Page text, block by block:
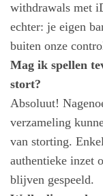
withdrawals met
echter: je eigen
buiten onze
Mag ik spellen
stort?
Absoluut!
verzameling
van storting.
authentieke inzet
blijven gespeeld.